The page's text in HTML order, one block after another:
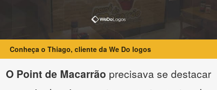
Conheça o Thiago, cliente da We Do logos
O Point de Macarrão precisava se destacar